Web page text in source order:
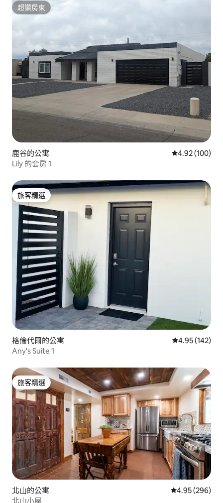
超讚房東
超讚房東
鹿谷的公寓 從 100 則評價
4.92 (100)
Lily 的套房 1
旅客精選
旅客精選
格倫代爾的公寓 從 142 則評價
4.95 (142)
Any's Suite 1
旅客精選
旅客精選
北山的公寓 從 296 則評價
4.95 (296)
北山小屋